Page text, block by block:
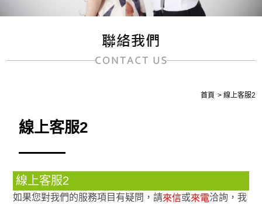
首頁 線上客服2
線上客服2
線上客服2
如果您對我們的服務項目有疑問，請來信或來電洽詢，我